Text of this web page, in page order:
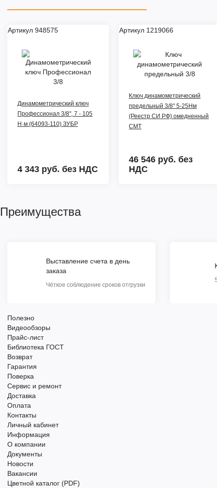
Артикул 948575
Динамометрический ключ
Профессионал 3/8", 7 - 105
Н·м (64093-110) ЗУБР
4 343 руб. без НДС
Артикул 1219066
Ключ динамометрический
предельный 3/8" 5-25Нм
(Реестр СИ РФ) омедненный
СМТ
46 546 руб. без
НДС
Преимущества
Выставление счета в день
заказа
Чёткое соблюдение сроков отгрузки
Полезно
Видеообзоры
Прайс-лист
Библиотека ГОСТ
Возврат
Гарантия
Поверка
Сервис и ремонт
Доставка
Оплата
Контакты
Личный кабинет
Информация
О компании
Документы
Новости
Вакансии
Цветной каталог (PDF)